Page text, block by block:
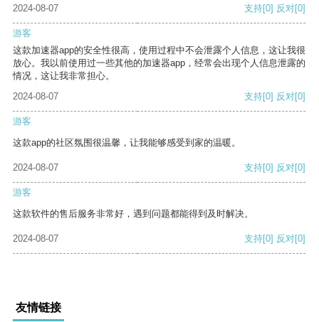
2024-08-07 支持[0] 反对[0]
游客
这款加速器app的安全性很高，使用过程中不会泄露个人信息，这让我很
放心。我以前使用过一些其他的加速器app，经常会出现个人信息泄露的
情况，这让我非常担心。
2024-08-07
支持[0] 反对[0]
游客
这款app的社区氛围很温馨，让我能够感受到家的温暖。
2024-08-07 支持[0] 反对[0]
游客
这款软件的售后服务非常好，遇到问题都能得到及时解决。
2024-08-07 支持[0] 反对[0]
友情链接